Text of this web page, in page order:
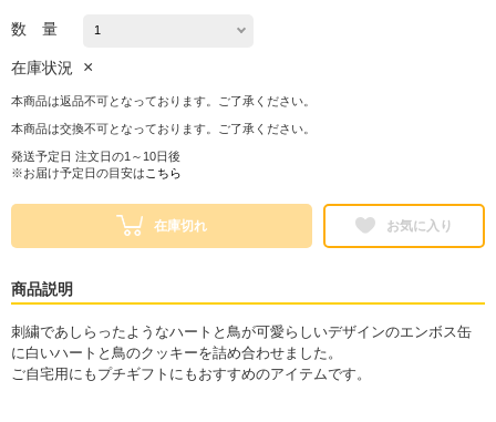
数 量
在庫状況 ×
本商品は返品不可となっております。ご了承ください。
本商品は交換不可となっております。ご了承ください。
発送予定日 注文日の1～10日後
※お届け予定日の目安は こちら
在庫切れ お気に入り
商品説明
刺繍であしらったようなハートと鳥が可愛らしいデザインのエンボス缶
に白いハートと鳥のクッキーを詰め合わせました。
ご自宅用にもプチギフトにもおすすめのアイテムです。